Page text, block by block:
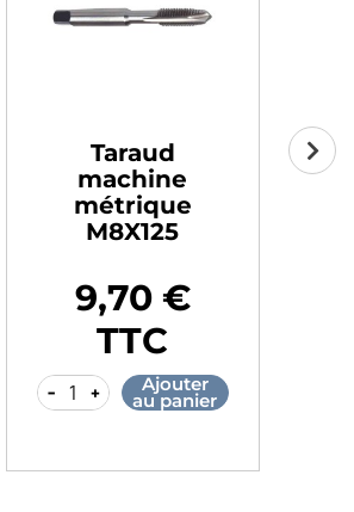
métrique
Prix
42,50 €
- +